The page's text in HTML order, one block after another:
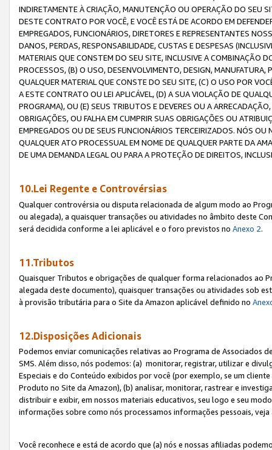
INDIRETAMENTE À CRIAÇÃO, MANUTENÇÃO OU OPERAÇÃO DO SEU
DESTE CONTRATO POR VOCÊ, E VOCÊ ESTÁ DE ACORDO EM
EMPREGADOS, FUNCIONÁRIOS, DIRETORES E REPRESENTANTES
DANOS, PERDAS, RESPONSABILIDADE, CUSTAS E DESPESAS
MATERIAIS QUE CONSTEM DO SEU SITE, INCLUSIVE A COMBINAÇÃO
PROCESSOS, (B) O USO, DESENVOLVIMENTO, DESIGN,
QUALQUER MATERIAL QUE CONSTE DO SEU SITE, (C) O USO POR
A ESTE CONTRATO OU LEI APLICÁVEL, (D) A SUA VIOLAÇÃO DE
PROGRAMA), OU (E) SEUS TRIBUTOS E DEVERES OU A
OBRIGAÇÕES, OU FALHA EM CUMPRIR SUAS OBRIGAÇÕES OU
EMPREGADOS OU DE SEUS FUNCIONÁRIOS TERCEIRIZADOS. NÓS
QUALQUER ATO PROCESSUAL EM NOME DE QUALQUER PARTE DA
DE UMA DEMANDA LEGAL OU PARA A PROTEÇÃO DE DIREITOS,
10.Lei Regente e Controvérsias
Qualquer controvérsia ou disputa relacionada de algum modo ao
ou alegada), a quaisquer transações ou atividades no âmbito deste
será decidida conforme a lei aplicável e o foro previstos no Anexo 2.
11.Tributos
Quaisquer Tributos e obrigações de qualquer forma relacionados ao
alegada deste documento), quaisquer transações ou atividades sob
à provisão tributária para o Site da Amazon aplicável definido no
12.Disposições Adicionais
Podemos enviar comunicações relativas ao Programa de Associados
SMS. Além disso, nós podemos: (a) monitorar, registrar, utilizar e
Especiais e do Conteúdo exibidos por você (por exemplo, se um
Produto no Site da Amazon), (b) analisar, monitorar, rastrear e
distribuir e exibir, em nossos materiais educativos, seu logo e seu
informações sobre como nós processamos informações pessoais,
Você reconhece e está de acordo que (a) nós e nossas afiliadas